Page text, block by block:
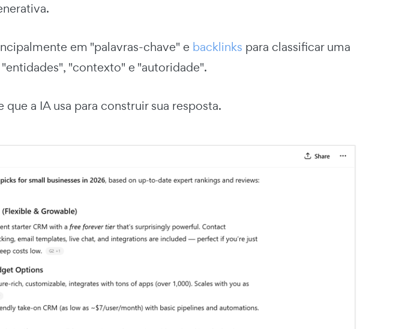
em "palavras-chave" e backlinks para classificar uma
"contexto" e "autoridade".
a IA usa para construir sua resposta.